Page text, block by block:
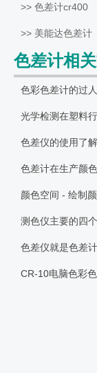
>> 色差计cr400
>> 美能达色差计
色差计相
色彩色差计的过人
光学检测在塑料
色差仪的使用了解
色差计在生产颜
颜色空间 - 绘制颜
测色仪主要的四
色差仪就是色差计
CR-10电脑色彩色